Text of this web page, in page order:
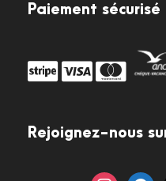
Paiement sécurisé
Rejoignez-nous